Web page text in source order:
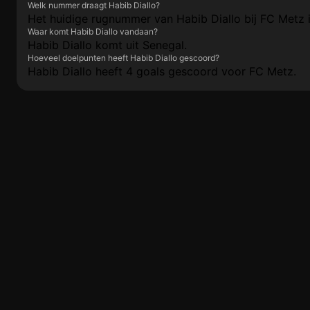
Welk nummer draagt Habib Diallo?
Het huidige rugnummer van Habib Diallo bij FC Metz
Waar komt Habib Diallo vandaan?
Habib Diallo komt uit Senegal.
Hoeveel doelpunten heeft Habib Diallo gescoord?
Habib Diallo heeft 4 goals gescoord voor FC Metz.